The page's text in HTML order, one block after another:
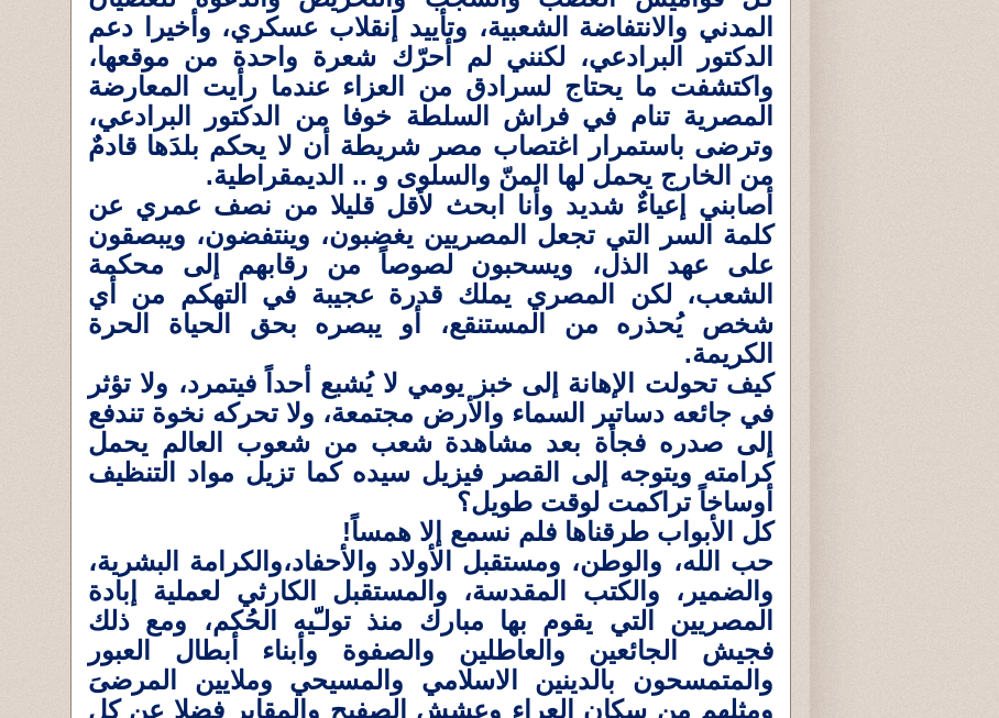
المدني والانتفاضة الشعبية، وتأييد إنقلاب عسكري، وأخيرا دعم
الدكتور البرادعي، لكنني لم أحرّك شعرة واحدة من موقعها،
واكتشفت ما يحتاج لسرادق من العزاء عندما رأيت المعارضة
المصرية تنام في فراش السلطة خوفا من الدكتور البرادعي،
وترضى باستمرار اغتصاب مصر شريطة أن لا يحكم بلدَها قادمٌ
من الخارج يحمل لها المنّ والسلوى و .. الديمقراطية.
أصابني إعياءٌ شديد وأنا ابحث لأقل قليلا من نصف عمري عن
كلمة السر التي تجعل المصريين يغضبون، وينتفضون، ويبصقون
على عهد الذل، ويسحبون لصوصاً من رقابهم إلى محكمة
الشعب، لكن المصري يملك قدرة عجيبة في التهكم من أي
شخص يُحذره من المستنقع، أو يبصره بحق الحياة الحرة
الكريمة.
كيف تحولت الإهانة إلى خبز يومي لا يُشبع أحداً فيتمرد، ولا تؤثر
في جائعه دساتير السماء والأرض مجتمعة، ولا تحركه نخوة تندفع
إلى صدره فجأة بعد مشاهدة شعب من شعوب العالم يحمل
كرامته ويتوجه إلى القصر فيزيل سيده كما تزيل مواد التنظيف
أوساخاً تراكمت لوقت طويل؟
كل الأبواب طرقناها فلم نسمع إلا همساً!
حب الله، والوطن، ومستقبل الأولاد والأحفاد،والكرامة البشرية،
والضمير، والكتب المقدسة، والمستقبل الكارثي لعملية إبادة
المصريين التي يقوم بها مبارك منذ تولـّيه الحُكم، ومع ذلك
فجيش الجائعين والعاطلين والصفوة وأبناء أبطال العبور
والمتمسحون بالدينين الاسلامي والمسيحي وملايين المرضىَ
ومثلهم من سكان العراء وعشش الصفيح والمقابر فضلا عن كل